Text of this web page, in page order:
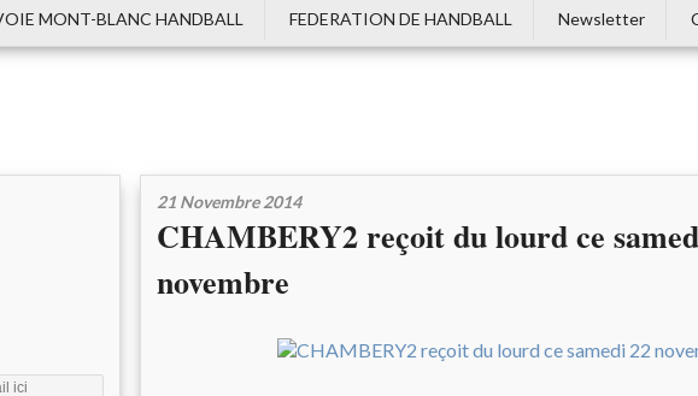
MONT-BLANC HANDBALL
FEDERATION DE HANDBALL Newsletter
21 Novembre 2014
CHAMBERY2 reçoit du lourd ce
novembre